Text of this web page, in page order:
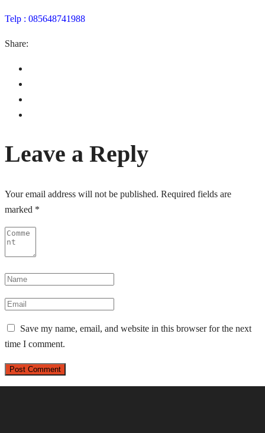
Telp : 085648741988
Share:
Leave a Reply
Your email address will not be published. Required fields are
marked *
Save my name, email, and website in this browser for the next
time I comment.